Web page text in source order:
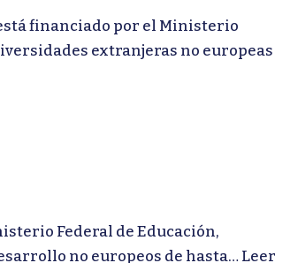
financiado por el Ministerio
extranjeras no europeas
Federal de Educación,
no europeos de hasta… Leer